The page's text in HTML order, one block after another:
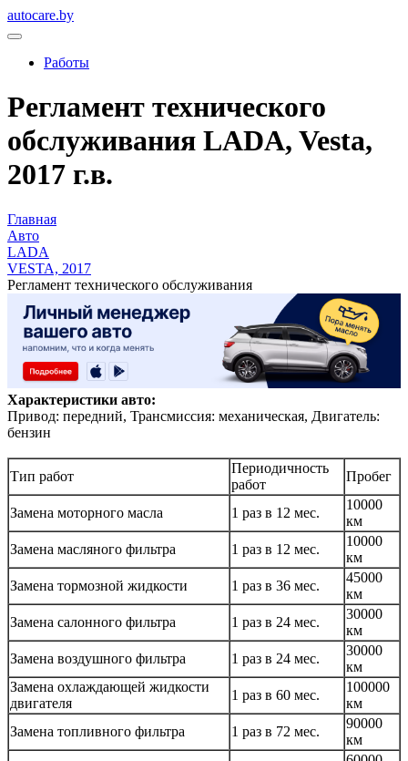
autocare.by
Работы
Регламент технического
обслуживания LADA, Vesta,
2017 г.в.
Главная
Авто
LADA
VESTA, 2017
Регламент технического обслуживания
Характеристики авто:
Привод: передний, Трансмиссия: механическая, Двигатель:
бензин
Тип работ
Периодичность
работ
Пробег
Замена моторного масла 1 раз в 12 мес.
10000
км
Замена масляного фильтра
1 раз в 12 мес.
10000
км
Замена тормозной жидкости
1 раз в 36 мес.
45000
км
Замена салонного фильтра
1 раз в 24 мес.
30000
км
Замена воздушного фильтра
1 раз в 24 мес.
30000
км
Замена охлаждающей жидкости
двигателя
1 раз в 60 мес.
100000
км
Замена топливного фильтра
1 раз в 72 мес.
90000
км